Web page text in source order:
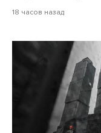
18 часов назад